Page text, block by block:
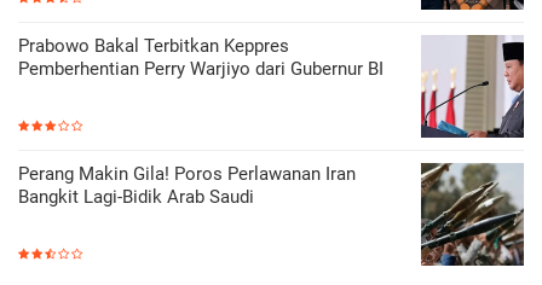
Prabowo Bakal Terbitkan Keppres
Pemberhentian Perry Warjiyo dari Gubernur BI
Perang Makin Gila! Poros Perlawanan Iran
Bangkit Lagi-Bidik Arab Saudi